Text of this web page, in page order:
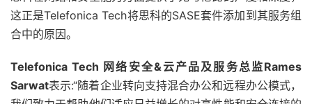
这正是Telefonica Tech将思科的SASE套件添加到其服务组
合中的原因。
Telefonica Tech 网络安全&云产品及服务总监Rames
Sarwat表示:“随着企业转向支持混合办公和远程办公模式，